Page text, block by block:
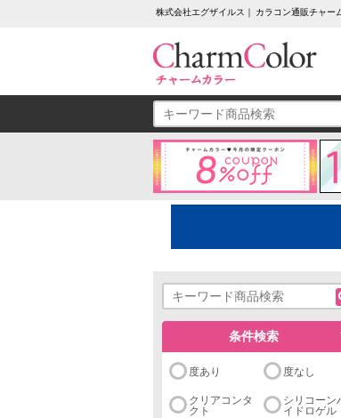
株式会社エグザイルス｜ カラコン通販チャー
条件検索
度あり 度なし
クリアコンタ
クト
シリコーン
イドロゲル